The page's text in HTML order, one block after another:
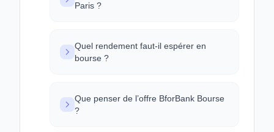
Paris ?
Quel rendement faut-il espérer en
bourse ?
Que penser de l’offre BforBank Bourse
?